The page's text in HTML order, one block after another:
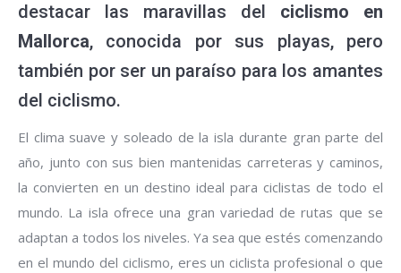
destacar las maravillas del ciclismo en
Mallorca, conocida por sus playas, pero
también por ser un paraíso para los amantes
del ciclismo.
El clima suave y soleado de la isla durante gran parte del
año, junto con sus bien mantenidas carreteras y caminos,
la convierten en un destino ideal para ciclistas de todo el
mundo. La isla ofrece una gran variedad de rutas que se
adaptan a todos los niveles. Ya sea que estés comenzando
en el mundo del ciclismo, eres un ciclista profesional o que